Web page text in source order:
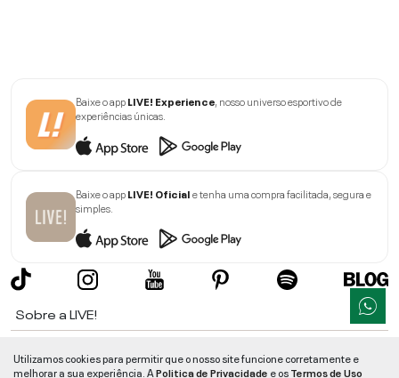
Baixe o appLIVE! Experience, nosso universo esportivo de
experiências únicas.
Baixe o appLIVE! Oficiale tenha uma compra facilitada, segura e
simples.
Sobre a LIVE!
Utilizamos cookies para permitir que o nosso site funcione corretamente e
melhorar a sua experiência. APolitica de Privacidade e osTermos de Uso